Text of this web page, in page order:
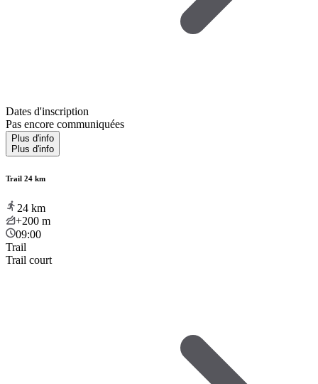
Dates d'inscription
Pas encore communiquées
Plus d'info
Plus d'info
Trail 24 km
24 km
+200 m
09:00
Trail
Trail court